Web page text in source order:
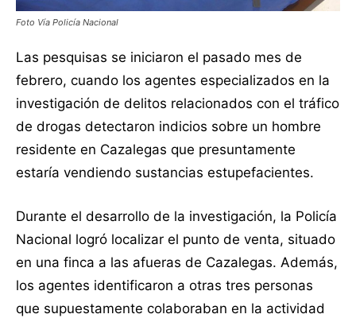
Foto Vía Policía Nacional
Las pesquisas se iniciaron el pasado mes de
febrero, cuando los agentes especializados en la
investigación de delitos relacionados con el tráfico
de drogas detectaron indicios sobre un hombre
residente en Cazalegas que presuntamente
estaría vendiendo sustancias estupefacientes.
Durante el desarrollo de la investigación, la Policía
Nacional logró localizar el punto de venta, situado
en una finca a las afueras de Cazalegas. Además,
los agentes identificaron a otras tres personas
que supuestamente colaboraban en la actividad